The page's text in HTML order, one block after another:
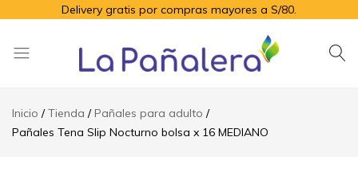
Delivery gratis por compras mayores a S/80.
higiene
para
Inicio Tienda
Pañales para adulto
Pañales Tena Slip Nocturno bolsa x 16 MEDIANO